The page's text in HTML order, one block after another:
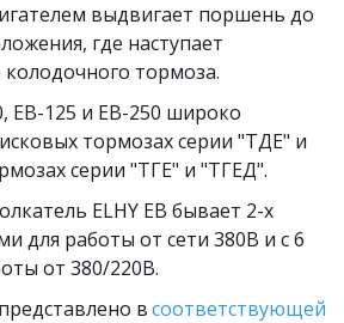
выдвигает поршень до
где наступает
тормоза.
EB-125 и EB-250 широко
тормозах серии "ТДЕ" и
серии "ТГЕ" и "ТГЕД".
ELHY EB бывает 2-х
для работы от сети 380В и с 6
от 380/220В.
в соответствующей